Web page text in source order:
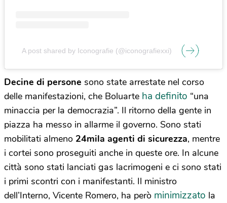
A post shared by Iconografie (@iconografiexxi)
Decine di persone sono state arrestate nel corso
delle manifestazioni, che Boluarte ha definito “una
minaccia per la democrazia”. Il ritorno della gente in
piazza ha messo in allarme il governo. Sono stati
mobilitati almeno 24mila agenti di sicurezza, mentre
i cortei sono proseguiti anche in queste ore. In alcune
città sono stati lanciati gas lacrimogeni e ci sono stati
i primi scontri con i manifestanti. Il ministro
dell’Interno, Vicente Romero, ha però minimizzato la